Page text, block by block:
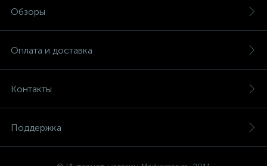
Обзоры
Оплата и доставка
Контакты
Поддержка